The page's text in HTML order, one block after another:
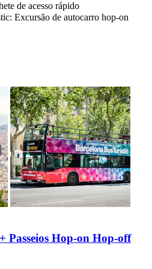
de acesso rápido
Excursão de autocarro hop-on
Passeios Hop-on Hop-off